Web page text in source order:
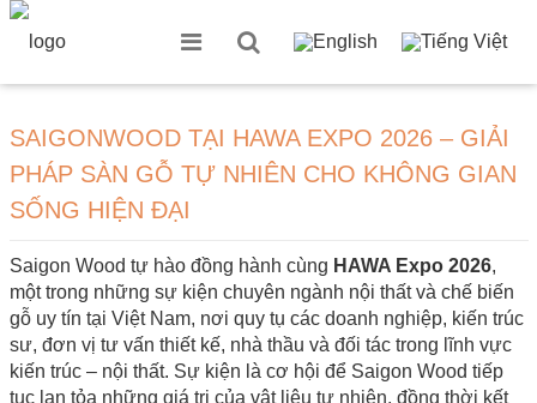
SAIGONWOOD TẠI HAWA EXPO 2026 – GIẢI
PHÁP SÀN GỖ TỰ NHIÊN CHO KHÔNG GIAN
SỐNG HIỆN ĐẠI
Saigon Wood tự hào đồng hành cùng HAWA Expo 2026,
một trong những sự kiện chuyên ngành nội thất và chế biến
gỗ uy tín tại Việt Nam, nơi quy tụ các doanh nghiệp, kiến trúc
sư, đơn vị tư vấn thiết kế, nhà thầu và đối tác trong lĩnh vực
kiến trúc – nội thất. Sự kiện là cơ hội để Saigon Wood tiếp
tục lan tỏa những giá trị của vật liệu tự nhiên, đồng thời kết